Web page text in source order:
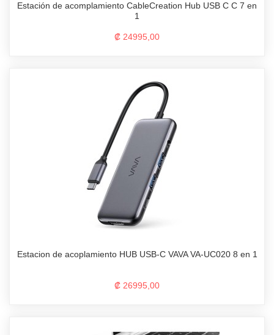
Estación de acomplamiento CableCreation Hub USB C C 7 en
1
₡ 24995,00
Estacion de acoplamiento HUB USB-C VAVA VA-UC020 8 en 1
₡ 26995,00